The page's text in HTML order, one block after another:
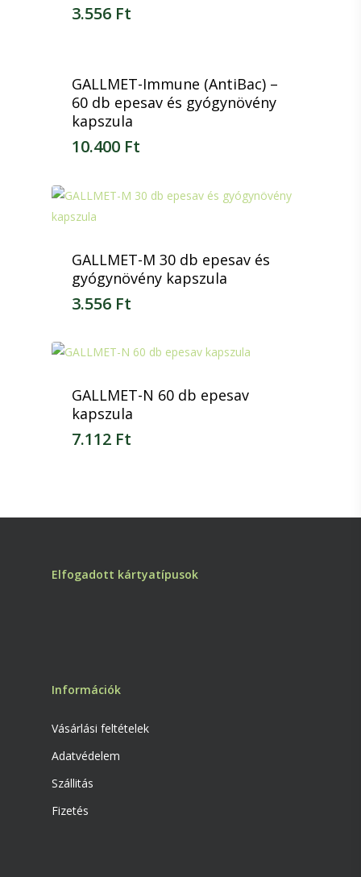
3.556 Ft
GALLMET-Immune (AntiBac) –
60 db epesav és gyógynövény
kapszula
10.400 Ft
GALLMET-M 30 db epesav és
gyógynövény kapszula
3.556 Ft
GALLMET-N 60 db epesav
kapszula
7.112 Ft
Elfogadott kártyatípusok
Információk
Vásárlási feltételek
Adatvédelem
Szállitás
Fizetés